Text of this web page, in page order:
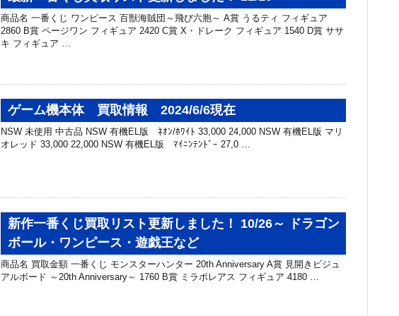
商品名 一番くじ ワンピース 百獣海賊団～飛び六胞～ A賞 うるティ フィギュア
2860 B賞 ページワン フィギュア 2420 C賞 X・ドレーク フィギュア 1540 D賞 ササ
キ フィギュア …
ゲーム機本体 買取情報 2024/6/6現在
NSW 未使用 中古品 NSW 有機EL版 ﾈｵﾝ/ﾎﾜｲﾄ 33,000 24,000 NSW 有機EL版 マリ
オレッド 33,000 22,000 NSW 有機EL版 ﾏｲﾆﾝﾃﾝﾄﾞｰ 27,0 …
新作一番くじ買取リスト更新しました！ 10/26～ ドラゴン
ボール・ワンピース・遊戯王など
商品名 買取金額 一番くじ モンスターハンター 20th Anniversary A賞 見開きビジュ
アルボード ～20th Anniversary～ 1760 B賞 ミラボレアス フィギュア 4180 …